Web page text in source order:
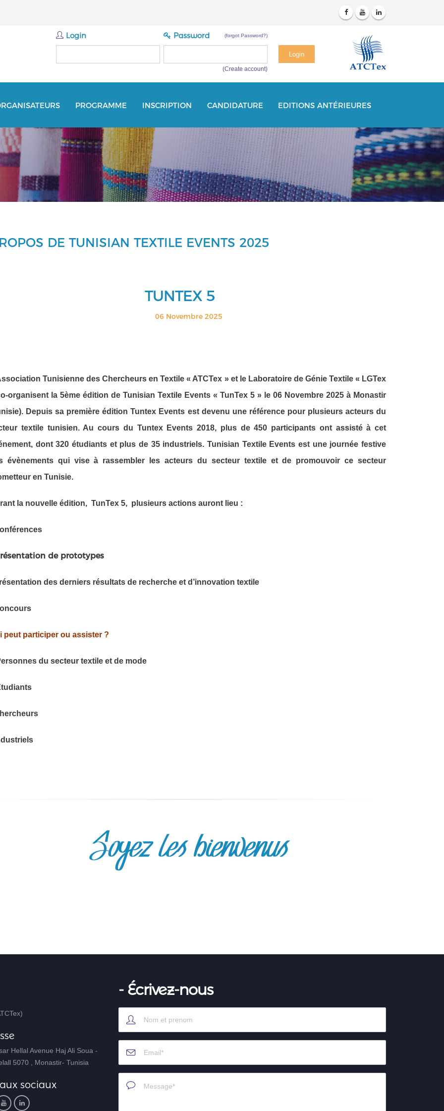
Login (forgot Password?)
Password
(Create account)
PROGRAMME INSCRIPTION CANDIDATURE EDITIONS ANTÉRIEURES
DE TUNISIAN TEXTILE EVENTS 2025
TUNTEX 5
06 Novembre 2025
Tunisienne des Chercheurs en Textile « ATCTex » et le Laboratoire de Génie Textile « LGTex
organisent la 5ème édition de Tunisian Textile Events « TunTex 5 » le 06 Novembre 2025 à Monastir
Depuis sa première édition Tuntex Events est devenu une référence pour plusieurs acteurs du
textile tunisien. Au cours du Tuntex Events 2018, plus de 450 participants ont assisté à cet
dont 320 étudiants et plus de 35 industriels. Tunisian Textile Events est une journée festive
évènements qui vise à rassembler les acteurs du secteur textile et de promouvoir ce secteur
en Tunisie.
la nouvelle édition, TunTex 5, plusieurs actions auront lieu :
de prototypes
des derniers résultats de recherche et d’innovation textile
peut participer ou assister ?
du secteur textile et de mode
Soyez les bienvenus
Hellal Avenue Haj Ali Soua -
5070 , Monastir- Tunisia
sociaux
- Écrivez-nous